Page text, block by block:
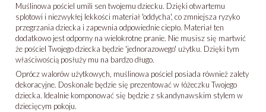
Muślinowa pościel umili sen twojemu dziecku. Dzięki otwartemu
splotowi i niezwykłej lekkości materiał 'oddycha', co zmniejsza ryzyko
przegrzania dziecka i zapewnia odpowiednie ciepło. Materiał ten
dodatkowo jest odporny na wielokrotne pranie. Nie musisz się martwić
że pościel Twojego dziecka będzie 'jednorazowego' użytku. Dzięki tym
właściwością posłuży mu na bardzo długo.
Oprócz walorów użytkowych, muślinowa pościel posiada również zalety
dekoracyjne. Doskonale będzie się prezentować w łóżeczku Twojego
dziecka. Idealnie komponować się będzie z skandynawskim stylem w
dziecięcym pokoju.